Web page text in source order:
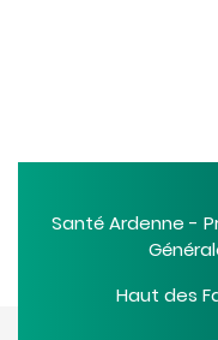
Santé Ardenne -
Haut des